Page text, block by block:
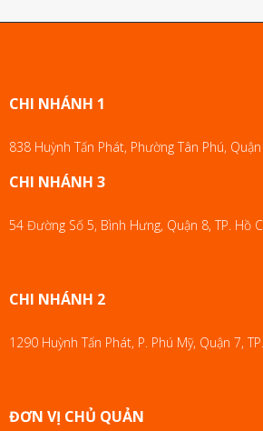
CHI NHÁNH 1
838 Huỳnh Tấn Phát, Phường Tân Phú,
CHI NHÁNH 3
54 Đường Số 5, Bình Hưng, Quận 8, TP. Hồ
CHI NHÁNH 2
1290 Huỳnh Tấn Phát, P. Phú Mỹ, Quận 7,
ĐƠN VỊ CHỦ QUẢN